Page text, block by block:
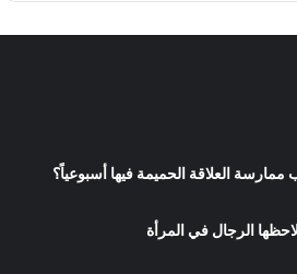
العلاقة الحميمة فيها أسبوعياً؟